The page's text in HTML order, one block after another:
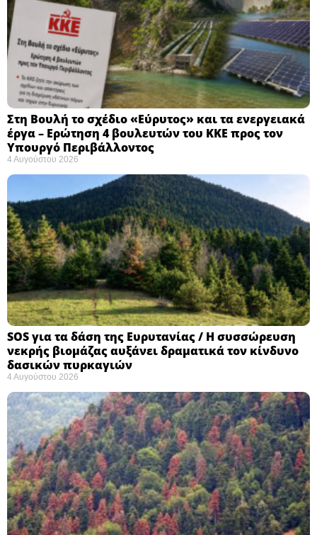
Στη Βουλή το σχέδιο «Εύρυτος» και τα ενεργειακά
έργα – Ερώτηση 4 βουλευτών του ΚΚΕ προς τον
Υπουργό Περιβάλλοντος
4 Αυγούστου 2026
SOS για τα δάση της Ευρυτανίας / Η συσσώρευση
νεκρής βιομάζας αυξάνει δραματικά τον κίνδυνο
δασικών πυρκαγιών
4 Αυγούστου 2026